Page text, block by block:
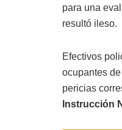
para una
resultó ileso.
Efectivos
ocupantes
pericias
Instrucción